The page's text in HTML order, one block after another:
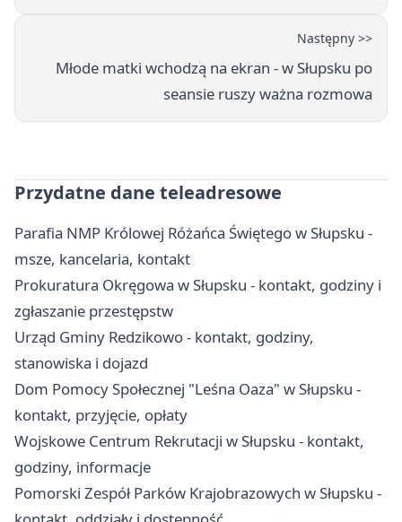
Następny >>
Młode matki wchodzą na ekran - w Słupsku po
seansie ruszy ważna rozmowa
Przydatne dane teleadresowe
Parafia NMP Królowej Różańca Świętego w Słupsku -
msze, kancelaria, kontakt
Prokuratura Okręgowa w Słupsku - kontakt, godziny i
zgłaszanie przestępstw
Urząd Gminy Redzikowo - kontakt, godziny,
stanowiska i dojazd
Dom Pomocy Społecznej "Leśna Oaza" w Słupsku -
kontakt, przyjęcie, opłaty
Wojskowe Centrum Rekrutacji w Słupsku - kontakt,
godziny, informacje
Pomorski Zespół Parków Krajobrazowych w Słupsku -